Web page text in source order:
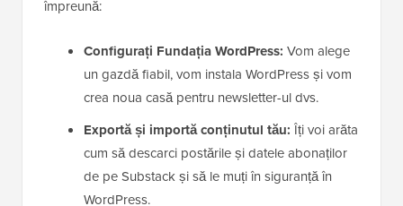
împreună:
Configurați Fundația WordPress: Vom alege
un gazdă fiabil, vom instala WordPress și vom
crea noua casă pentru newsletter-ul dvs.
Exportă și importă conținutul tău: Îți voi arăta
cum să descarci postările și datele abonaților
de pe Substack și să le muți în siguranță în
WordPress.